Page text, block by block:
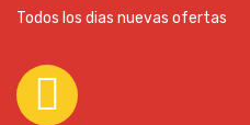
Todos los dias nuevas ofertas